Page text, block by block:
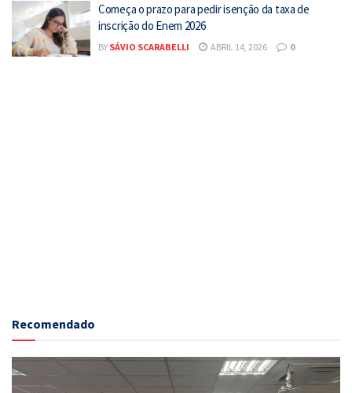
Começa o prazo para pedir isenção da taxa de
inscrição do Enem 2026
BY SÁVIO SCARABELLI ABRIL 14, 2026 0
Recomendado